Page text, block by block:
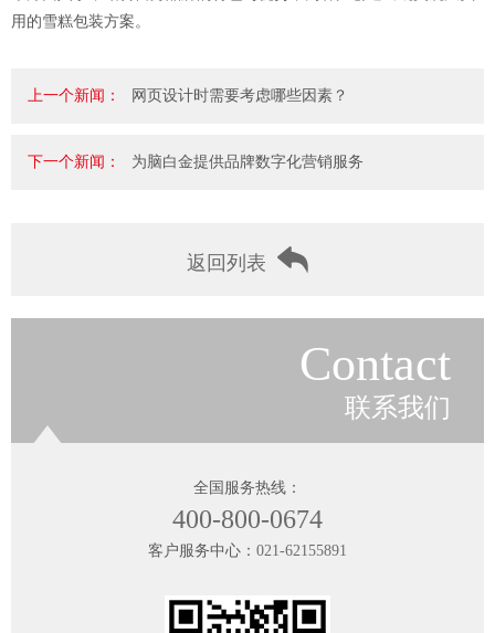
用的雪糕包装方案。
上一个新闻： 网页设计时需要考虑哪些因素？
下一个新闻： 为脑白金提供品牌数字化营销服务
返回列表
Contact
联系我们
全国服务热线：
400-800-0674
客户服务中心： 021-62155891